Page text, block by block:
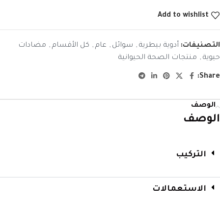
Add to wishlist
التصنيفات: أدوية بيطرية , سوائل , عام , كل الأقسام , مضادات
حيوية , منتجات الصحة الحيوانية
Share:
الوصف
الوصف
التركيب
الاستعمالات